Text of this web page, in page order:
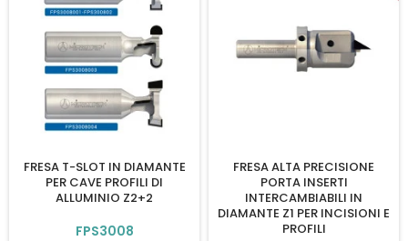
FRESA T-SLOT IN DIAMANTE
PER CAVE PROFILI DI
ALLUMINIO Z2+2
FPS3008
FRESA ALTA PRECISIONE
PORTA INSERTI
INTERCAMBIABILI IN
DIAMANTE Z1 PER INCISIONI E
PROFILI